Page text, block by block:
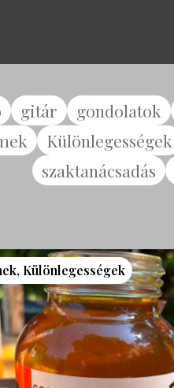
gitár gondolatok
Különlegességek
szaktanácsadás
, Különlegességek